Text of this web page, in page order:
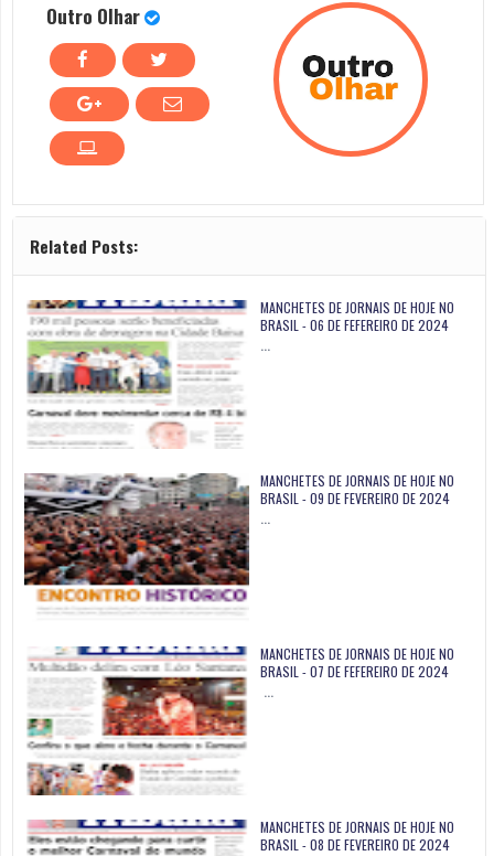
Outro Olhar
Related Posts:
MANCHETES DE JORNAIS DE HOJE NO
BRASIL - 06 DE FEFEREIRO DE 2024
…
MANCHETES DE JORNAIS DE HOJE NO
BRASIL - 09 DE FEVEREIRO DE 2024
…
MANCHETES DE JORNAIS DE HOJE NO
BRASIL - 07 DE FEFEREIRO DE 2024
…
MANCHETES DE JORNAIS DE HOJE NO
BRASIL - 08 DE FEVEREIRO DE 2024